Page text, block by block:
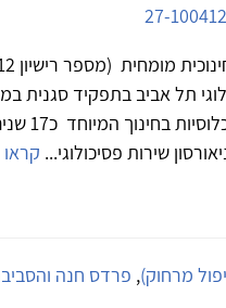
27-100412
תל אביב בתפקיד סגנית
עובדת עם
שירות פסיכולוגי... קראו
מרחוק), פרדס חנה